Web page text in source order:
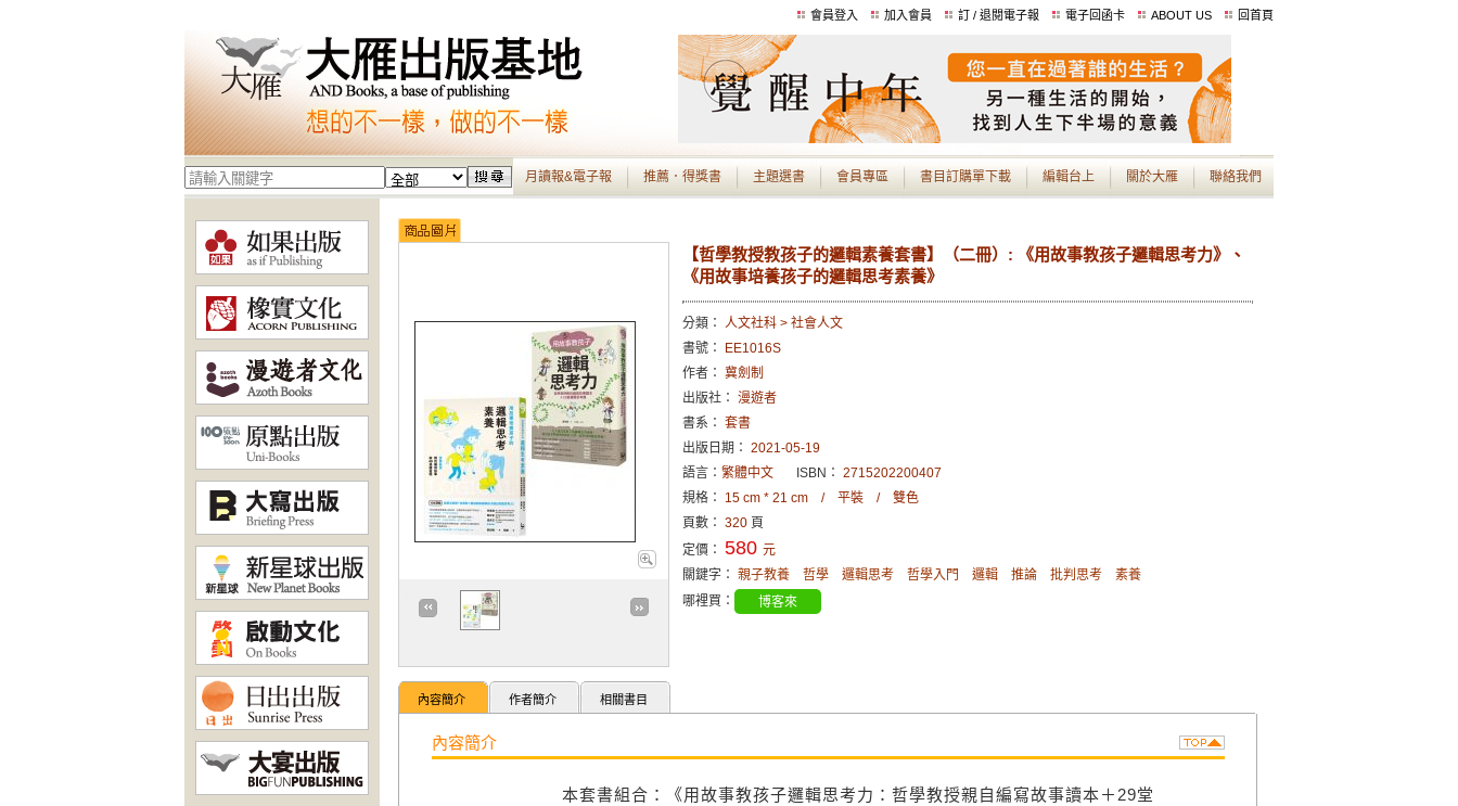
會員登入 加入會員 訂 / 退閱電子報 電子回函卡 ABOUT US 回首頁
月讀報&電子報 推薦．得獎書 主題選書 會員專區 書目訂購單下載 編輯台上 關於大雁 聯絡我們
【哲學教授教孩子的邏輯素養套書】（二冊）: 《用故事教孩子邏輯思考力》、
《用故事培養孩子的邏輯思考素養》
分類： 人文社科 > 社會人文
書號：
EE1016S
作者： 冀劍制
出版社： 漫遊者
書系： 套書
出版日期： 2021-05-19
語言： 繁體中文 ISBN： 2715202200407
規格： 15 cm * 21 cm / 平裝 / 雙色
頁數： 320 頁
定價： 580 元
關鍵字： 親子教養 哲學 邏輯思考 哲學入門 邏輯 推論 批判思考
素養
哪裡買：
博客來
內容簡介 作者簡介 相關書目
內容簡介
本套書組合：《用故事教孩子邏輯思考力：哲學教授親自編寫故事讀本＋29堂